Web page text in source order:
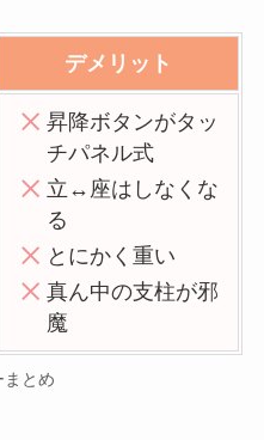
デメリット
昇降ボタンがタッ
チパネル式
立↔︎座はしなくな
る
とにかく重い
真ん中の支柱が邪
魔
まとめ